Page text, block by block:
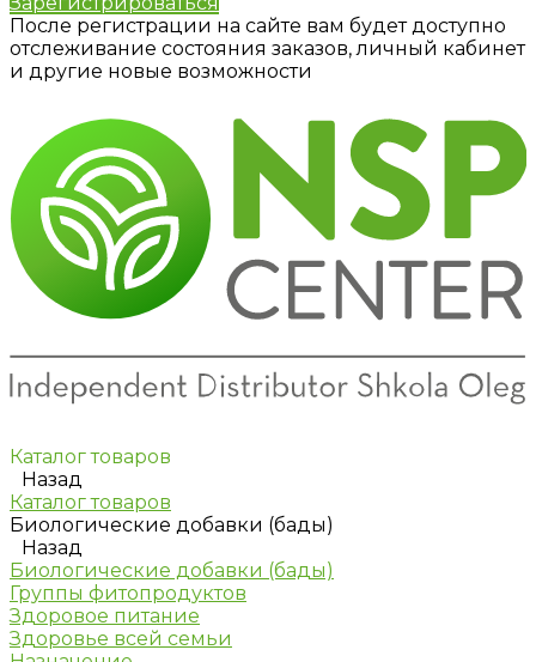
После регистрации на сайте вам будет доступно
отслеживание состояния заказов, личный кабинет
и другие новые возможности
Каталог товаров
Назад
Каталог товаров
Биологические добавки (бады)
Назад
Биологические добавки (бады)
Группы фитопродуктов
Здоровое питание
Здоровье всей семьи